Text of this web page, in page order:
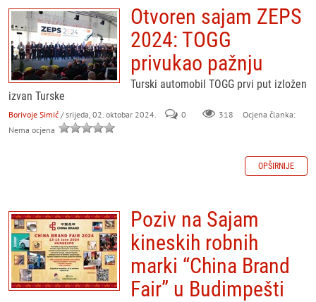
Otvoren sajam ZEPS
2024: TOGG
privukao pažnju
Turski automobil TOGG prvi put izložen
izvan Turske
Borivoje Simić / srijeda, 02. oktobar 2024. 0 318
Ocjena članka:
Nema ocjena
OPŠIRNIJE
Poziv na Sajam
kineskih robnih
marki “China Brand
Fair” u Budimpešti